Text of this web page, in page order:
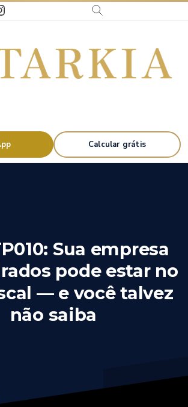
Calcular grátis
Sua empresa
pode estar no
— e você talvez
não saiba